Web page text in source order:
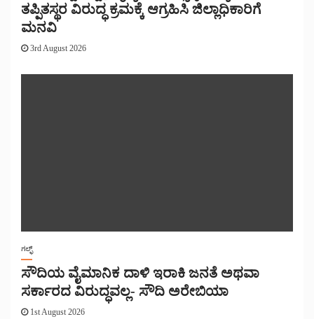
ತಪ್ಪಿತಸ್ಥರ ವಿರುದ್ಧ ಕ್ರಮಕ್ಕೆ ಆಗ್ರಹಿಸಿ ಜಿಲ್ಲಾಧಿಕಾರಿಗೆ
ಮನವಿ
3rd August 2026
ಗಲ್ಫ್
ಸೌದಿಯ ವೈಮಾನಿಕ ದಾಳಿ ಇರಾಕಿ ಜನತೆ ಅಥವಾ
ಸರ್ಕಾರದ ವಿರುದ್ಧವಲ್ಲ- ಸೌದಿ ಅರೇಬಿಯಾ
1st August 2026